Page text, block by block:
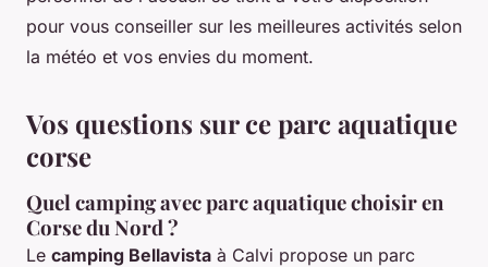
pour vous conseiller sur les meilleures activités selon
la météo et vos envies du moment.
Vos questions sur ce parc aquatique
corse
Quel camping avec parc aquatique choisir en
Corse du Nord ?
Le camping Bellavista à Calvi propose un parc